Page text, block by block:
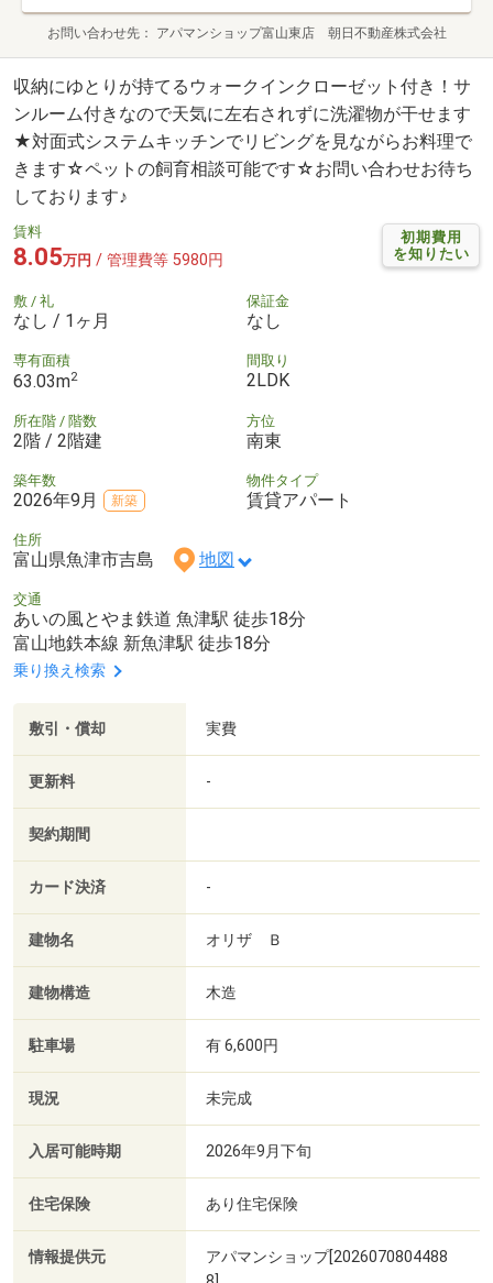
お問い合わせ先 アパマンショップ富山東店 朝日不動産株式会社
収納にゆとりが持てるウォークインクローゼット付き！サ
ンルーム付きなので天気に左右されずに洗濯物が干せます
★対面式システムキッチンでリビングを見ながらお料理で
きます☆ペットの飼育相談可能です☆お問い合わせお待ち
しております♪
初期費用
を知りたい
賃料
8.05万円 / 管理費等 5980円
敷 / 礼
なし / 1ヶ月
保証金
なし
専有面積
63.03m2
間取り
2LDK
所在階 / 階数
2階 / 2階建
方位
南東
築年数
2026年9月 新築
物件タイプ
賃貸アパート
住所
富山県魚津市吉島 地図
交通
あいの風とやま鉄道 魚津駅 徒歩18分
富山地鉄本線 新魚津駅 徒歩18分
乗り換え検索
敷引・償却 実費
更新料 -
契約期間
カード決済 -
建物名 オリザ Ｂ
建物構造 木造
駐車場 有 6,600円
現況 未完成
入居可能時期 2026年9月下旬
住宅保険 あり住宅保険
情報提供元
アパマンショップ[2026070804488